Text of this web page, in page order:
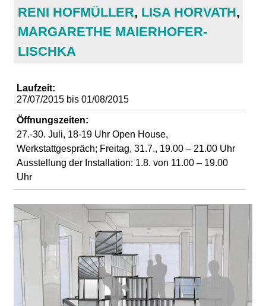
n
s
RENI HOFMÜLLER, LISA HORVATH,
MARGARETHE MAIERHOFER-
LISCHKA
Laufzeit:
27/07/2015bis 01/08/2015
Öffnungszeiten:
27.-30. Juli, 18-19 Uhr Open House,
Werkstattgespräch; Freitag, 31.7., 19.00 – 21.00 Uhr
Ausstellung der Installation: 1.8. von 11.00 – 19.00
Uhr